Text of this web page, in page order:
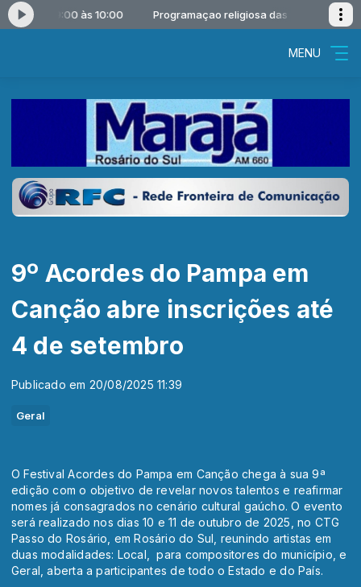
das 09:00 às 10:00 Programaçao religiosa das 09:00 às 10:00
MENU
9º Acordes do Pampa em
Canção abre inscrições até
4 de setembro
Publicado em 20/08/2025 11:39
Geral
O Festival Acordes do Pampa em Canção chega à sua 9ª
edição com o objetivo de revelar novos talentos e reafirmar
nomes já consagrados no cenário cultural gaúcho. O evento
será realizado nos dias 10 e 11 de outubro de 2025, no CTG
Passo do Rosário, em Rosário do Sul, reunindo artistas em
duas modalidades: Local, para compositores do município, e
Geral, aberta a participantes de todo o Estado e do País.